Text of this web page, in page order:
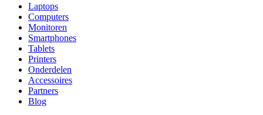
Laptops
Computers
Monitoren
Smartphones
Tablets
Printers
Onderdelen
Accessoires
Partners
Blog